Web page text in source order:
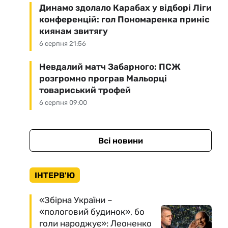
6 серпня 21:56
Динамо здолало Карабах у відборі Ліги
конференцій: гол Пономаренка приніс
киянам звитягу
6 серпня 09:00
Невдалий матч Забарного: ПСЖ
розгромно програв Мальорці
товариський трофей
Всі новини
ІНТЕРВ'Ю
«Збірна України –
«пологовий будинок», бо
голи народжує»: Леоненко